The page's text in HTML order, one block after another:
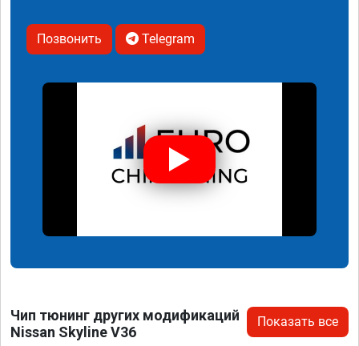
Позвонить Telegram
Чип тюнинг других модификаций
Nissan Skyline V36
Показать все